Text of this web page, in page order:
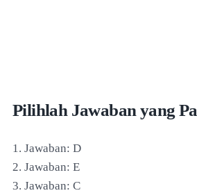
Pilihlah Jawaban yang
1. Jawaban: D
2. Jawaban: E
3. Jawaban: C